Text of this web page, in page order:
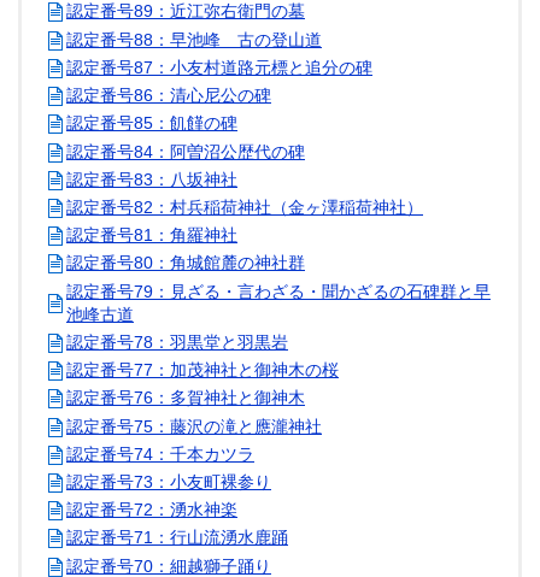
認定番号89：近江弥右衛門の墓
認定番号88：早池峰 古の登山道
認定番号87：小友村道路元標と追分の碑
認定番号86：清心尼公の碑
認定番号85：飢饉の碑
認定番号84：阿曽沼公歴代の碑
認定番号83：八坂神社
認定番号82：村兵稲荷神社（金ヶ澤稲荷神社）
認定番号81：角羅神社
認定番号80：角城館麓の神社群
認定番号79：見ざる・言わざる・聞かざるの石碑群と早
池峰古道
認定番号78：羽黒堂と羽黒岩
認定番号77：加茂神社と御神木の桜
認定番号76：多賀神社と御神木
認定番号75：藤沢の滝と應瀧神社
認定番号74：千本カツラ
認定番号73：小友町裸参り
認定番号72：湧水神楽
認定番号71：行山流湧水鹿踊
認定番号70：細越獅子踊り